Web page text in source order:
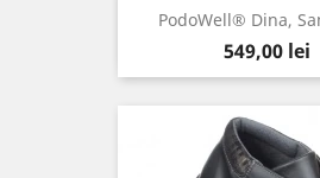
PodoWell® Dina,
Pret
549,00 lei